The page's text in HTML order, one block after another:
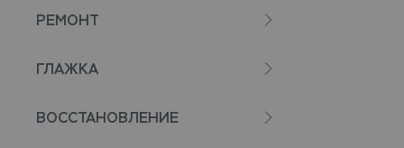
РЕМОНТ
ГЛАЖКА
ВОССТАНОВЛЕНИЕ